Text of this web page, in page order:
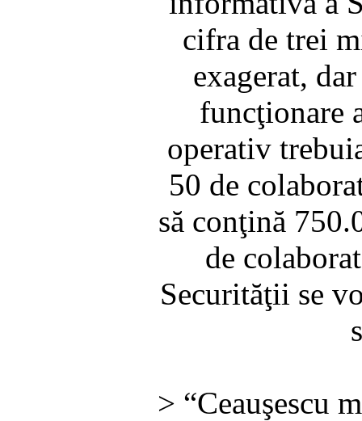
cifra de trei
exagerat,
funcţionare
operativ
50 de
să conţină
de
Securităţii se
> “Ceauşescu